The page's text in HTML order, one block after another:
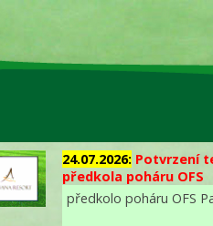
24.07.2026: Potvrzení
předkola poháru OFS
předkolo poháru OFS